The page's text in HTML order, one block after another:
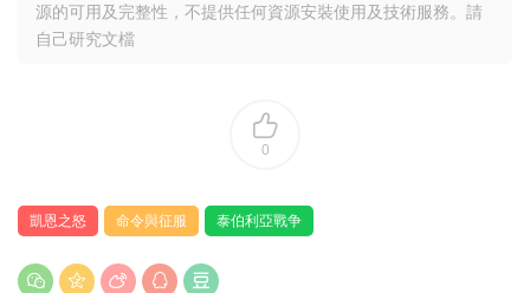
源的可用及完整性，不提供任何資源安裝使用及技術服務。請
自己研究文檔
0
凱恩之怒 命令與征服 泰伯利亞戰争